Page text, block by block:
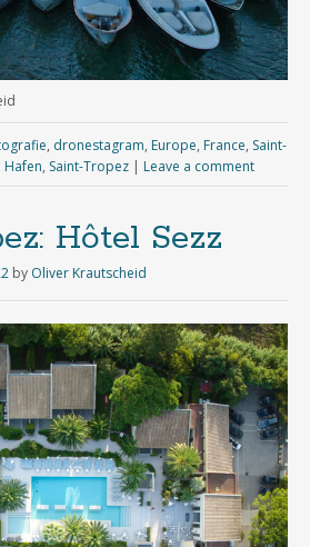
, dronestagram, Europe, France, Saint-
Hafen, Saint-Tropez | Leave a comment
Hôtel Sezz
by Oliver Krautscheid